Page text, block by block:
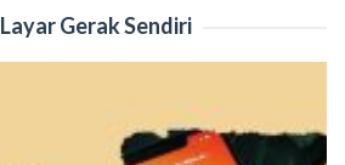
Layar Gerak Sendiri